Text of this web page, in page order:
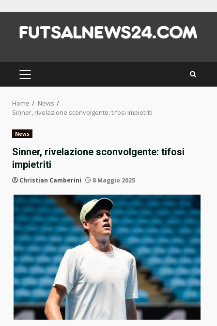
content
PRIMARY
MENU
Home
News
Sinner, rivelazione sconvolgente: tifosi impietriti
News
Sinner, rivelazione sconvolgente: tifosi
impietriti
Christian Camberini 8 Maggio 2025